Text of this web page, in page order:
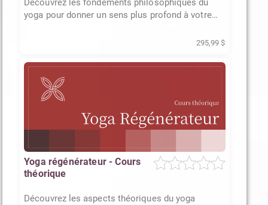
Découvrez les fondements philosophiques du
yoga pour donner un sens plus profond à votre
295,99 $
Yoga régénérateur - Cours
théorique
Découvrez les aspects théoriques du yoga